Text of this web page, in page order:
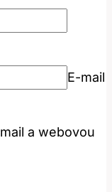
E-mail
a webovou